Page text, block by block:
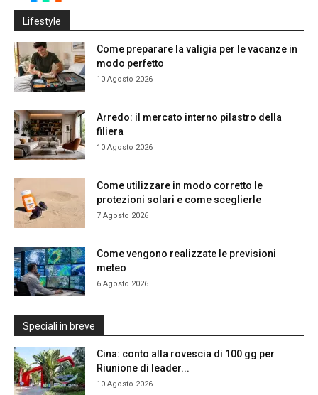
Lifestyle
Come preparare la valigia per le vacanze in
modo perfetto
10 Agosto 2026
Arredo: il mercato interno pilastro della
filiera
10 Agosto 2026
Come utilizzare in modo corretto le
protezioni solari e come sceglierle
7 Agosto 2026
Come vengono realizzate le previsioni
meteo
6 Agosto 2026
Speciali in breve
Cina: conto alla rovescia di 100 gg per
Riunione di leader...
10 Agosto 2026